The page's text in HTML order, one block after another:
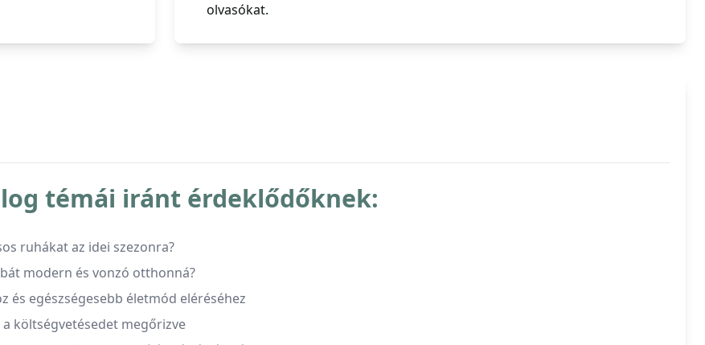
olvasókat.
témái iránt érdeklődőknek:
ruhákat az idei szezonra?
modern és vonzó otthonná?
és egészségesebb életmód eléréséhez
költségvetésedet megőrizve